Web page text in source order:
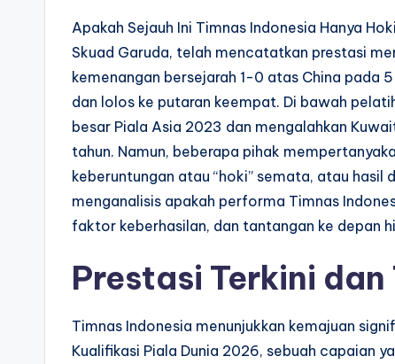
Apakah Sejauh Ini Timnas Indonesia Hanya
Skuad Garuda, telah mencatatkan prestasi
kemenangan bersejarah 1-0 atas China pada
dan lolos ke putaran keempat. Di bawah
besar Piala Asia 2023 dan mengalahkan
tahun. Namun, beberapa pihak
keberuntungan atau “hoki” semata, atau
menganalisis apakah performa Timnas
faktor keberhasilan, dan tantangan ke depan
Prestasi Terkini dan
Timnas Indonesia menunjukkan kemajuan
Kualifikasi Piala Dunia 2026, sebuah capaian